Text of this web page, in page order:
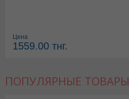
Цена
1559.00 тнг.
ПОПУЛЯРНЫЕ ТОВАРЫ